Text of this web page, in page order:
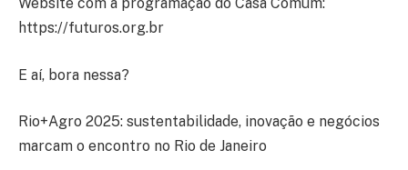
https://futuros.org.br
E aí, bora nessa?
Rio+Agro 2025: sustentabilidade, inovação e negócios
marcam o encontro no Rio de Janeiro